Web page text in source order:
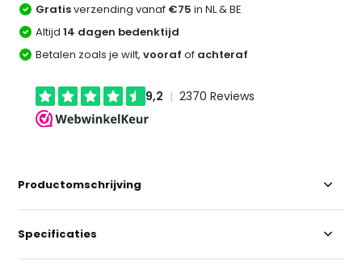
Gratisverzending vanaf €75 in NL & BE
Altijd14 dagen bedenktijd
Betalen zoals je wilt,vooraf of achteraf
Productomschrijving
Specificaties